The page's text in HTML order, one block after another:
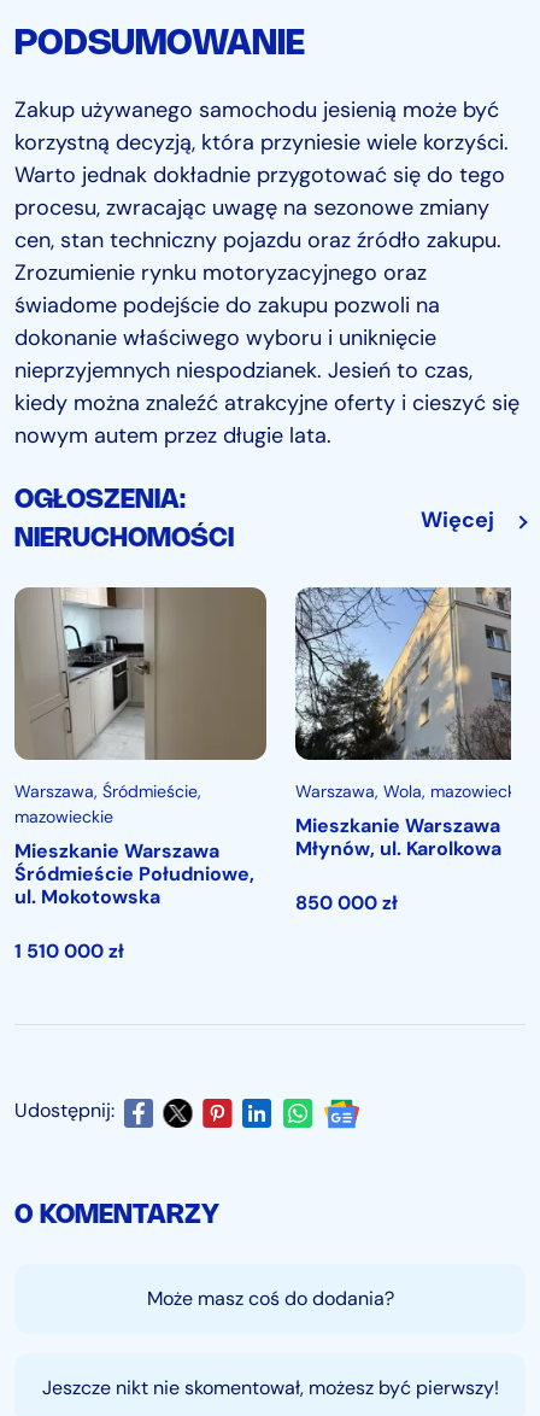
PODSUMOWANIE
Zakup używanego samochodu jesienią może być
korzystną decyzją, która przyniesie wiele korzyści.
Warto jednak dokładnie przygotować się do tego
procesu, zwracając uwagę na sezonowe zmiany
cen, stan techniczny pojazdu oraz źródło zakupu.
Zrozumienie rynku motoryzacyjnego oraz
świadome podejście do zakupu pozwoli na
dokonanie właściwego wyboru i uniknięcie
nieprzyjemnych niespodzianek. Jesień to czas,
kiedy można znaleźć atrakcyjne oferty i cieszyć się
nowym autem przez długie lata.
OGŁOSZENIA:
NIERUCHOMOŚCI
Więcej
Warszawa, Śródmieście,
mazowieckie
Mieszkanie Warszawa
Śródmieście Południowe,
ul. Mokotowska
1 510 000zł
Warszawa, Wola, mazowieckie
Mieszkanie Warszawa
Młynów, ul. Karolkowa
850 000zł
Udostępnij:
0 KOMENTARZY
Może masz coś do dodania?
Jeszcze nikt nie skomentował, możesz być pierwszy!